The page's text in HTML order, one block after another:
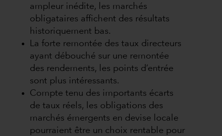
ampleur inédite, les marchés
obligataires affichent des résultats
historiquement bas.
La forte remontée des taux directeurs
ayant débouché sur une remontée
des rendements, les points d’entrée
sont plus intéressants.
Compte tenu des importants écarts
de taux réels, les obligations des
marchés émergents en devise locale
pourraient être un choix rentable pour